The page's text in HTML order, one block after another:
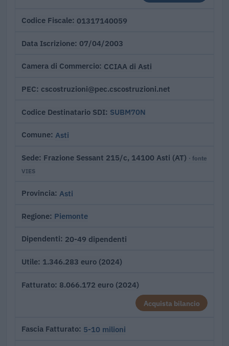
Codice Fiscale 01317140059
Data Iscrizione 07/04/2003
Camera di Commercio CCIAA di Asti
PEC cscostruzioni@pec.cscostruzioni.net
Codice Destinatario SDI SUBM70N
Comune Asti
Sede Frazione Sessant 215/c, 14100 Asti (AT) · fonte
VIES
Provincia Asti
Regione Piemonte
Dipendenti 20-49 dipendenti
Utile 1.346.283 euro (2024)
Fatturato 8.066.172 euro (2024)
Acquista bilancio
Fascia Fatturato 5-10 milioni